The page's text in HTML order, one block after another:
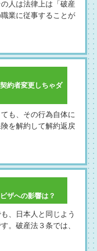
人は法律上は「破産
業に従事することが
約者変更しちゃダ
も、その行為自体に
を解約して解約返戻
ザへの影響は？
、日本人と同じよう
。破産法３条では、